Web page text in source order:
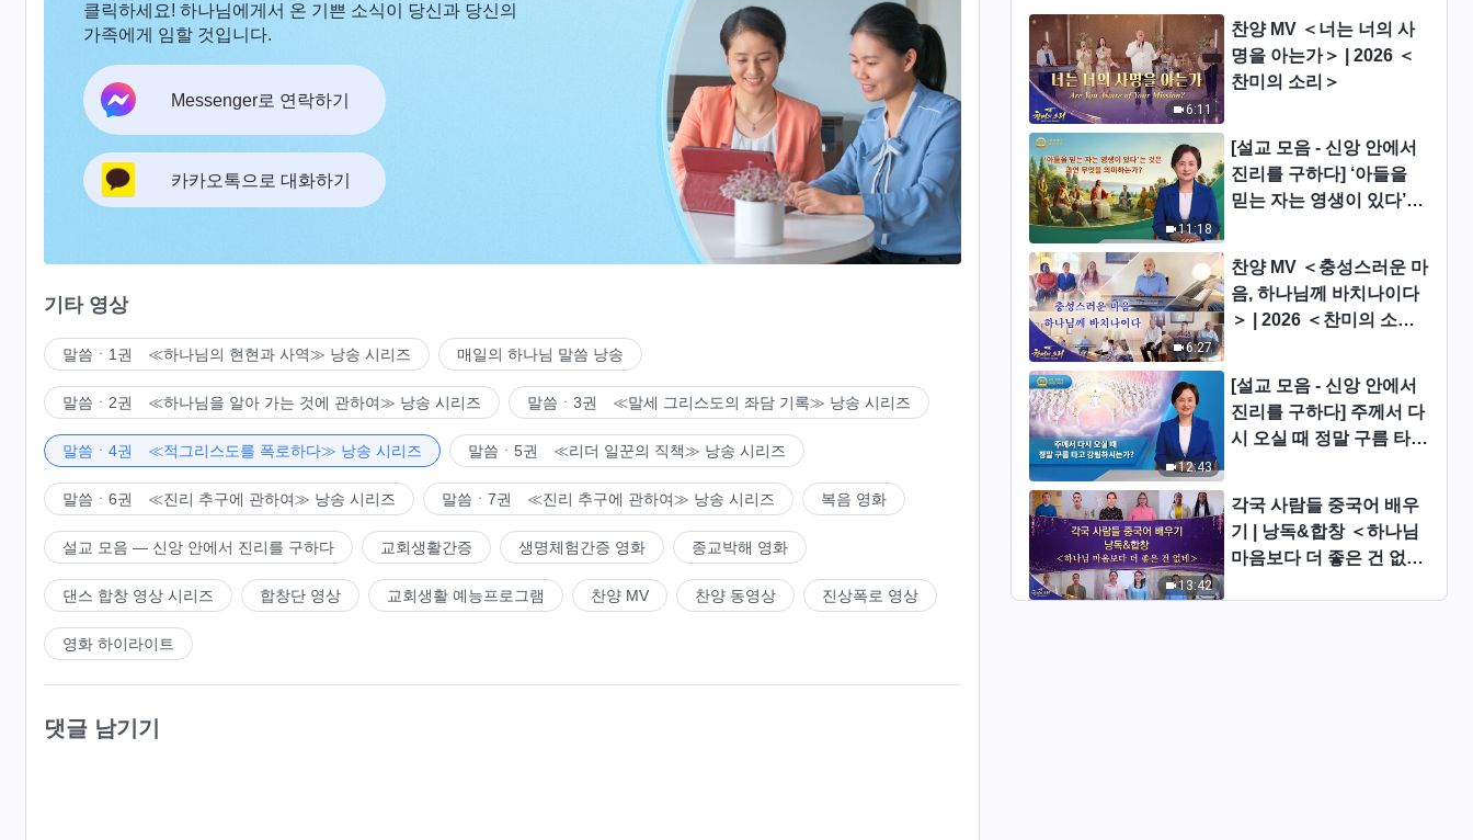
43:06
록 6 적그리스도의 인품과 성품
본질에 관한 정리(3)＞ (제 3 부)
35:38
전능하신 하나님 말씀 낭송 ＜부
록 6 적그리스도의 인품과 성품
본질에 관한 정리(3)＞ (제 4 부)
클릭하세요! 하나님에게서 온 기쁜 소식이 당신과 당신의
가족에게 임할 것입니다.
Messenger로 연락하기
카카오톡으로 대화하기
기타 영상
말씀ㆍ1권 ≪하나님의 현현과 사역≫ 낭송 시리즈 매일의 하나님 말씀 낭송
말씀ㆍ2권 ≪하나님을 알아 가는 것에 관하여≫ 낭송 시리즈 말씀ㆍ3권 ≪말세 그리스도의 좌담 기록≫ 낭송 시리즈
말씀ㆍ4권 ≪적그리스도를 폭로하다≫ 낭송 시리즈 말씀ㆍ5권 ≪리더 일꾼의 직책≫ 낭송 시리즈
말씀ㆍ6권 ≪진리 추구에 관하여≫ 낭송 시리즈 말씀ㆍ7권 ≪진리 추구에 관하여≫ 낭송 시리즈 복음 영화
설교 모음 ― 신앙 안에서 진리를 구하다 교회생활간증 생명체험간증 영화 종교박해 영화
댄스 합창 영상 시리즈 합창단 영상 교회생활 예능프로그램 찬양 MV 찬양 동영상 진상폭로 영상
영화 하이라이트
댓글 남기기
6:11
찬양 MV ＜너는 너의 사
명을 아는가＞ | 2026 ＜
찬미의 소리＞
11:18
[설교 모음 - 신앙 안에서
진리를 구하다] ‘아들을
믿는 자는 영생이 있다’는
6:27
찬양 MV ＜충성스러운 마
음, 하나님께 바치나이다
＞ | 2026 ＜찬미의 소리
12:43
[설교 모음 - 신앙 안에서
진리를 구하다] 주께서 다
시 오실 때 정말 구름 타고
13:42
각국 사람들 중국어 배우
기 | 낭독&합창 ＜하나님
마음보다 더 좋은 건 없네